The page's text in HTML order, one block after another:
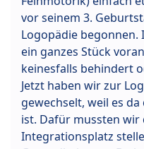
vor seinem 3.
Logopädie begonnen.
ein ganzes Stück
keinesfalls behindert
Jetzt haben wir zur
gewechselt, weil es
ist. Dafür mussten
Integrationsplatz